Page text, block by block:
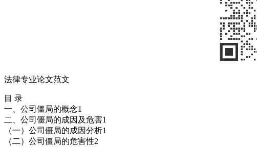
法律专业论文范文
目 录
一、公司僵局的概念1
二、公司僵局的成因及危害1
（一）公司僵局的成因分析1
（二）公司僵局的危害性2